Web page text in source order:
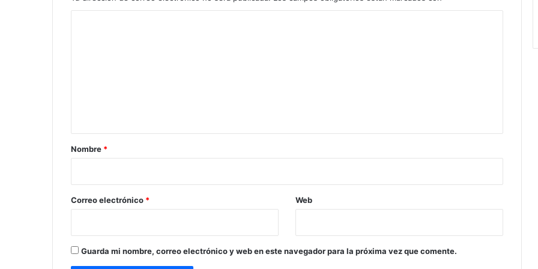
r
*
Nombre *
Correo electrónico * Web
Guarda mi nombre, correo electrónico y web en este navegador para la próxima vez que comente.